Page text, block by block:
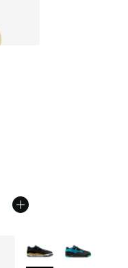
baisse de € 184,99 à
Plus de couleurs